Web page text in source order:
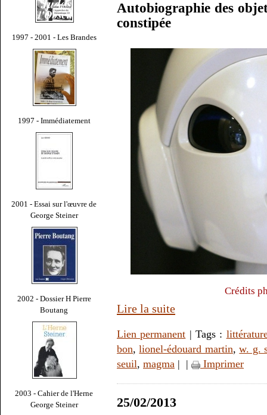
1997 - 2001 - Les Brandes
1997 - Immédiatement
2001 - Essai sur l'œuvre de
George Steiner
2002 - Dossier H Pierre
Boutang
2003 - Cahier de l'Herne
George Steiner
Autobiographie des
constipée
Crédits
Lire la suite
Lien permanent | Tags :
bon,lionel-édouard martin,w. g.
seuil, magma | | Imprimer
25/02/2013